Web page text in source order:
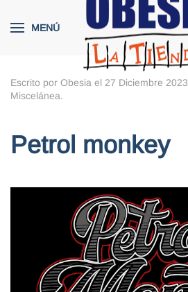
Skip to main content
MENÚ
Escrito por Obesia el 27 Diciembre 2023
Miscelánea.
Petrol monkey